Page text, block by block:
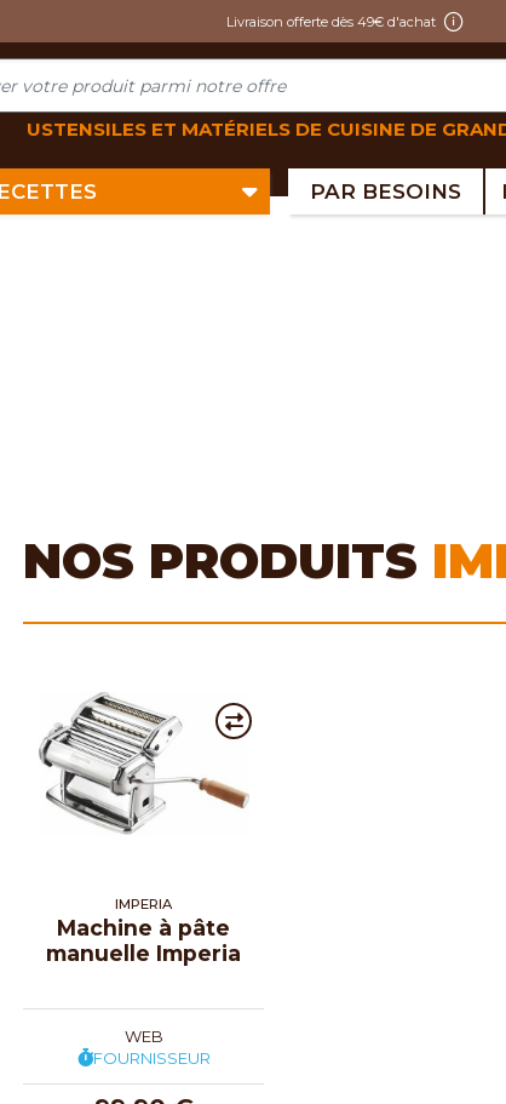
Livraison offerte dès 49€ d'achat
USTENSILES ET MATÉRIELS DE CUISINE DE
PAR BESOINS
NOS PRODUITS
IMPERIA
Machine à pâte
manuelle Imperia
WEB
FOURNISSEUR